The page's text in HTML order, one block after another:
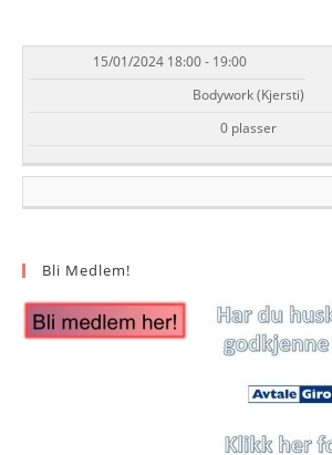
DATO/TID EVENT TILGJENGELIGHET
15/01/2024 18:00 - 19:00
Bodywork (Kjersti)
0 plasser
Bli Medlem!